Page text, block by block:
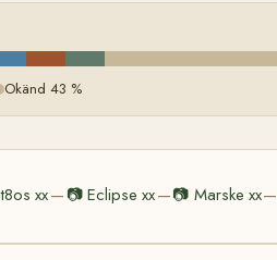
Okänd 43 %
xx— 📷Eclipse xx—📷 Marske xx—